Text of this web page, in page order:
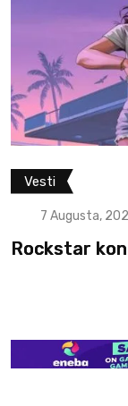
Vesti
7 Augusta,
Rockstar